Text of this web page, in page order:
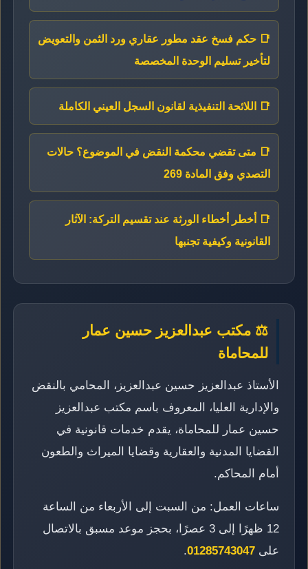
📑 حكم فسخ عقد مطور عقاري ورد الثمن والتعويض
لتأخير تسليم الوحدة المخصصة
📑 اللائحة التنفيذية لقانون السجل العيني الكاملة
📑 متى تقضي محكمة النقض في الموضوع؟ حالات
التصدي وفق المادة 269
📑 أخطر أخطاء الورثة عند تقسيم التركة: الآثار
القانونية وكيفية تجنبها
⚖️ مكتب عبدالعزيز حسين عمار
للمحاماة
الأستاذ عبدالعزيز حسين عبدالعزيز، المحامي بالنقض
والإدارية العليا، المعروف باسم مكتب عبدالعزيز
حسين عمار للمحاماة، يقدم خدمات قانونية في
القضايا المدنية والعقارية وقضايا الميراث والطعون
أمام المحاكم.
ساعات العمل: من السبت إلى الأربعاء من الساعة
12 ظهرًا إلى 3 عصرًا، بحجز موعد مسبق بالاتصال
على 01285743047
.